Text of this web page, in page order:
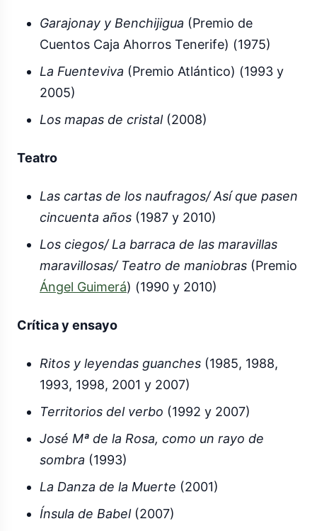
Garajonay y Benchijigua (Premio de
Cuentos Caja Ahorros Tenerife) (1975)
La Fuenteviva (Premio Atlántico) (1993 y
2005)
Los mapas de cristal(2008)
Teatro
Las cartas de los naufragos/ Así que pasen
cincuenta años (1987 y 2010)
Los ciegos/ La barraca de las maravillas
maravillosas/ Teatro de maniobras (Premio
Ángel Guimerá) (1990 y 2010)
Crítica y ensayo
Ritos y leyendas guanches (1985, 1988,
1993, 1998, 2001 y 2007)
Territorios del verbo (1992 y 2007)
José Mª de la Rosa, como un rayo de
sombra (1993)
La Danza de la Muerte (2001)
Ínsula de Babel(2007)